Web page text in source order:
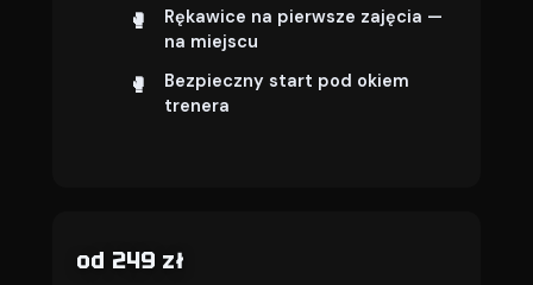
Rękawice na pierwsze zajęcia —
na miejscu
Bezpieczny start pod okiem
trenera
od 249 zł